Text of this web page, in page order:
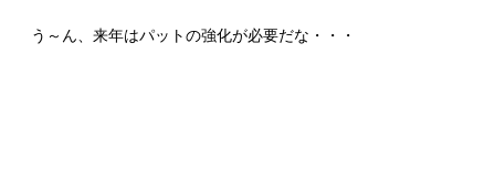
う～ん、来年はパットの強化が必要だな・・・